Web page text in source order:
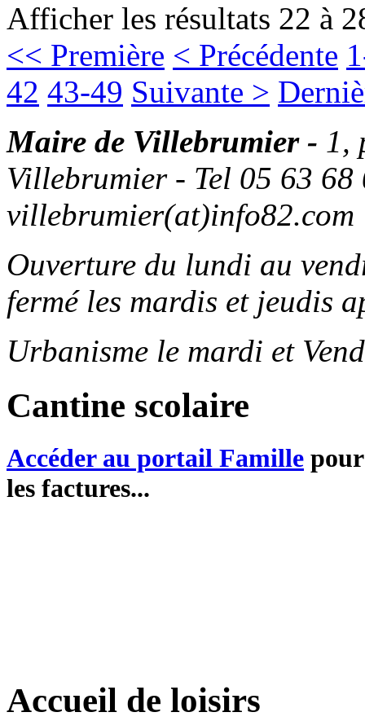
Afficher les résultats 22 à
<< Première < Précédente
42 43-49 Suivante >
Maire de Villebrumier - 1,
Villebrumier - Tel 05 63
villebrumier(at)info82.com
Ouverture du lundi au
fermé les mardis et jeudis
Urbanisme le mardi et
Cantine scolaire
Accéder au portail Famille
les factures...
Accueil de loisirs